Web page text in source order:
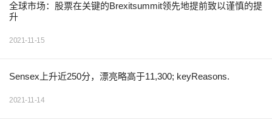
全球市场：股票在关键的Brexitsummit领先地提前致以谨慎的提
升
2021-11-15
Sensex上升近250分，漂亮略高于11,300; keyReasons.
2021-11-14